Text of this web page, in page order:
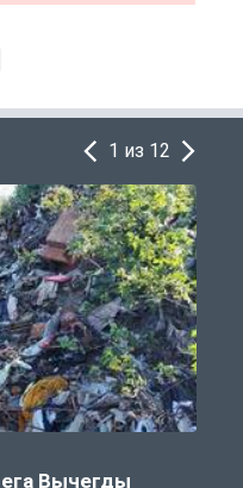
1 из 12
Вычегды